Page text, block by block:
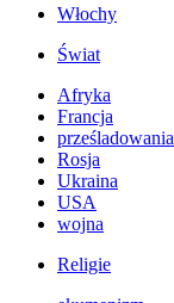
Włochy
Świat
Afryka
Francja
prześladowania
Rosja
Ukraina
USA
wojna
Religie